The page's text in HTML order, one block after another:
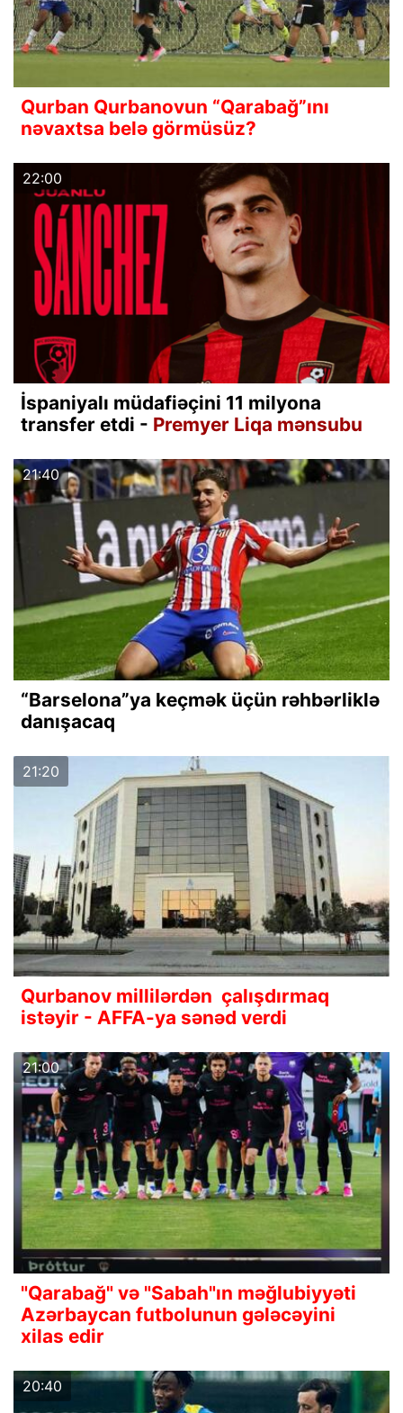
Qurban Qurbanovun “Qarabağ”ını
nəvaxtsa belə görmüsüz?
22:00
İspaniyalı müdafiəçini 11 milyona
transfer etdi - Premyer Liqa mənsubu
21:40
“Barselona”ya keçmək üçün rəhbərliklə
danışacaq
21:20
Qurbanov millilərdən çalışdırmaq
istəyir - AFFA-ya sənəd verdi
21:00
"Qarabağ" və "Sabah"ın məğlubiyyəti
Azərbaycan futbolunun gələcəyini
xilas edir
20:40